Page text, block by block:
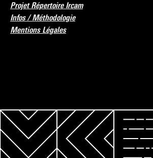
Projet Répertoire Ircam
Infos / Méthodologie
Mentions Légales